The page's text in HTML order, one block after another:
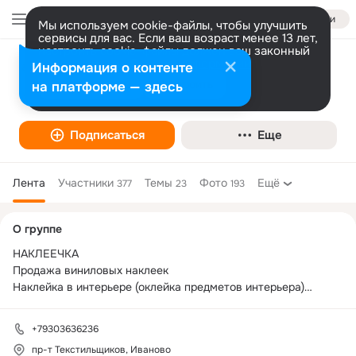
Войти
Мы используем cookie-файлы, чтобы улучшить
сервисы для вас. Если ваш возраст менее 13 лет,
настроить cookie-файлы должен ваш законный
представитель. Больше информации
Разрешить все Настроить
Купить наклейки Иваново, наклейки на
автомобиль
Подписаться Еще
Лента Участники 377 Темы 23 Фото 193 Ещё
колонка
О группе
НАКЛЕЕЧКА
Продажа виниловых наклеек
Наклейка в интерьере (оклейка предметов интерьера)
Наклейка на стекло
Наклейка на ноутбук
+79303636236
пр-т Текстильщиков, Иваново
Информация о контенте
на платформе — здесь